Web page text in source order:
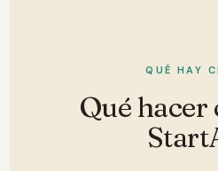
QUÉ HAY
Qué hacer